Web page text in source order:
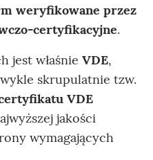
weryfikowane przez
certyfikacyjne.
jest właśnie VDE,
skrupulatnie tzw.
VDE
jakości
wymagających